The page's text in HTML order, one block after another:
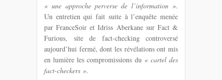
« une approche perverse de l’information ».
Un entretien qui fait suite à l’enquête menée
par FranceSoir et Idriss Aberkane sur Fact &
Furious, site de fact-checking controversé
aujourd’hui fermé, dont les révélations ont mis
en lumière les compromissions du « cartel des
fact-checkers ».